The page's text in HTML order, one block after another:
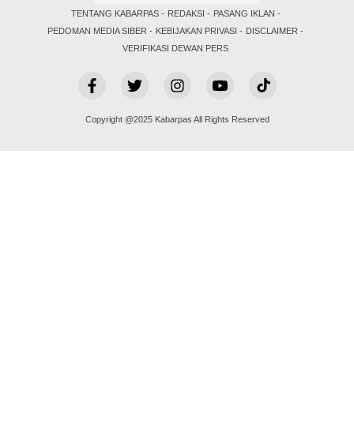
TENTANG KABARPAS REDAKSI
PASANG IKLAN
PEDOMAN MEDIA SIBER
KEBIJAKAN PRIVASI
DISCLAIMER
VERIFIKASI DEWAN PERS
Copyright @2025 Kabarpas All Rights Reserved